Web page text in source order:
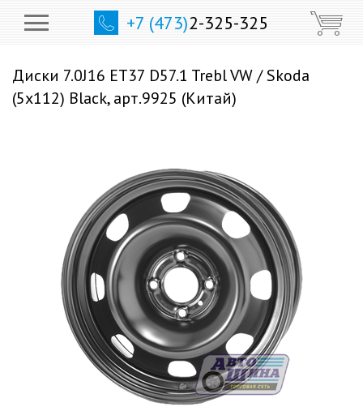
+7 (473)2-325-325
Диски 7.0J16 ET37 D57.1 Trebl VW / Skoda
(5x112) Black, арт.9925 (Китай)